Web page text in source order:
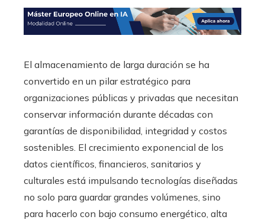
El almacenamiento de larga duración se ha
convertido en un pilar estratégico para
organizaciones públicas y privadas que necesitan
conservar información durante décadas con
garantías de disponibilidad, integridad y costos
sostenibles. El crecimiento exponencial de los
datos científicos, financieros, sanitarios y
culturales está impulsando tecnologías diseñadas
no solo para guardar grandes volúmenes, sino
para hacerlo con bajo consumo energético, alta